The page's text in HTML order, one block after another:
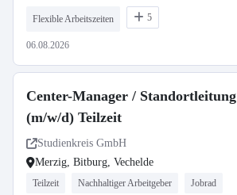
Flexible Arbeitszeiten 5
06.08.2026
Center-Manager / Standortleitung
(m/w/d) Teilzeit
Studienkreis GmbH
Merzig, Bitburg, Vechelde
Teilzeit Nachhaltiger Arbeitgeber Jobrad